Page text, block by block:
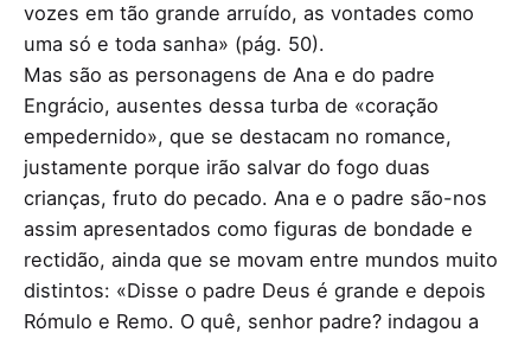
vozes em tão grande arruído, as vontades como
uma só e toda sanha» (pág. 50).
Mas são as personagens de Ana e do padre
Engrácio, ausentes dessa turba de «coração
empedernido», que se destacam no romance,
justamente porque irão salvar do fogo duas
crianças, fruto do pecado. Ana e o padre são-nos
assim apresentados como figuras de bondade e
rectidão, ainda que se movam entre mundos muito
distintos: «Disse o padre Deus é grande e depois
Rómulo e Remo. O quê, senhor padre? indagou a